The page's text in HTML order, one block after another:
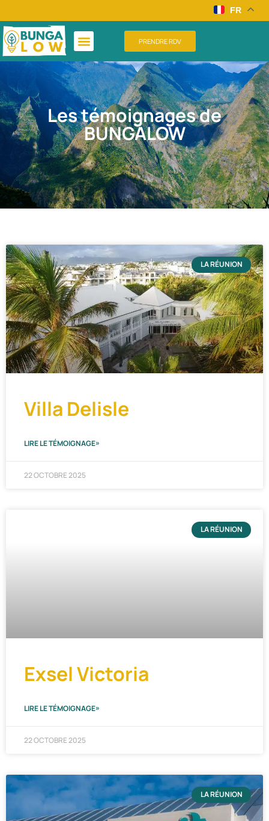
FR
PRENDRE RDV
Les témoignages de
BUNGALOW
LA RÉUNION
Villa Delisle
LIRE LE TÉMOIGNAGE»
22 OCTOBRE 2025
LA RÉUNION
Exsel Victoria
LIRE LE TÉMOIGNAGE»
22 OCTOBRE 2025
LA RÉUNION